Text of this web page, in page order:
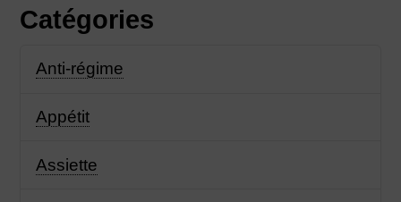
Catégories
Anti-régime
Appétit
Assiette